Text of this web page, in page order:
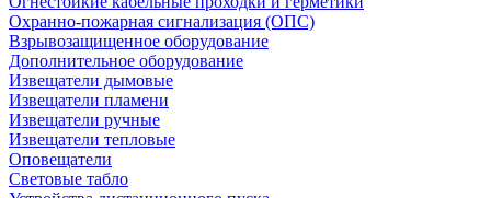
Охранно-пожарная сигнализация (ОПС)
Взрывозащищенное оборудование
Дополнительное оборудование
Извещатели дымовые
Извещатели пламени
Извещатели ручные
Извещатели тепловые
Оповещатели
Световые табло